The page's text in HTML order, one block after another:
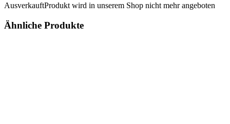
AusverkauftProdukt wird in unserem Shop nicht mehr angeboten
Ähnliche Produkte